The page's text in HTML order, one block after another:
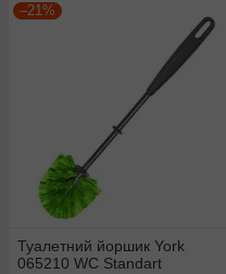
–21%
Туалетний йоршик York
065210 WC Standart